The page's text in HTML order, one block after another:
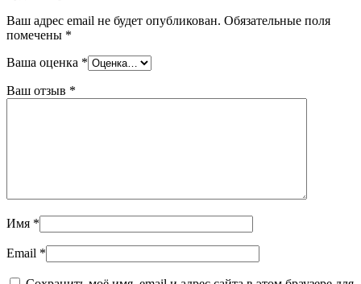
Ваш адрес email не будет опубликован. Обязательные поля
помечены *
Ваша оценка *
Ваш отзыв *
Имя *
Email *